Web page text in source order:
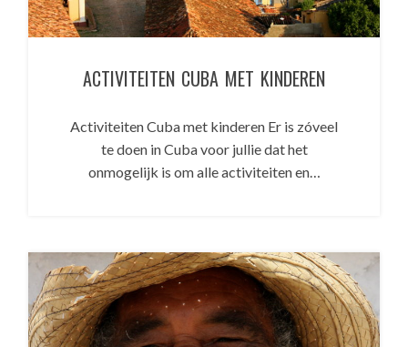
ACTIVITEITEN CUBA MET KINDEREN
Activiteiten Cuba met kinderen Er is zóveel
te doen in Cuba voor jullie dat het
onmogelijk is om alle activiteiten en…